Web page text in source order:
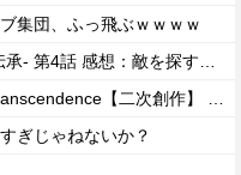
集団、ふっ飛ぶｗｗｗｗ
ぎじゃねないか？